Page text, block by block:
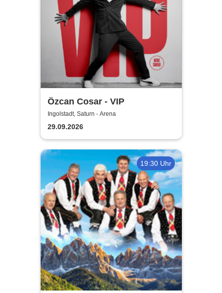
Özcan Cosar - VIP
Ingolstadt, Saturn - Arena
29.09.2026
19:30 Uhr